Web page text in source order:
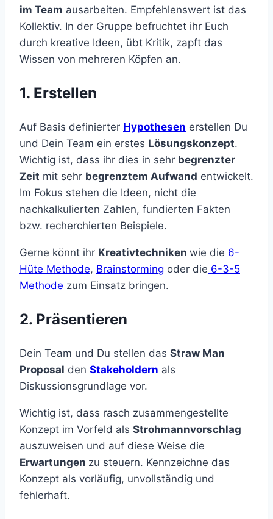
im Team ausarbeiten. Empfehlenswert ist das
Kollektiv. In der Gruppe befruchtet ihr Euch
durch kreative Ideen, übt Kritik, zapft das
Wissen von mehreren Köpfen an.
1. Erstellen
Auf Basis definierter Hypothesen erstellen Du
und Dein Team ein erstes Lösungskonzept.
Wichtig ist, dass ihr dies in sehr begrenzter
Zeit mit sehr begrenztem Aufwand entwickelt.
Im Fokus stehen die Ideen, nicht die
nachkalkulierten Zahlen, fundierten Fakten
bzw. recherchierten Beispiele.
Gerne könnt ihr Kreativtechniken wie die 6-
Hüte Methode, Brainstorming oder die 6-3-5
Methode zum Einsatz bringen.
2. Präsentieren
Dein Team und Du stellen das Straw Man
Proposal den Stakeholdern als
Diskussionsgrundlage vor.
Wichtig ist, dass rasch zusammengestellte
Konzept im Vorfeld als Strohmannvorschlag
auszuweisen und auf diese Weise die
Erwartungen zu steuern. Kennzeichne das
Konzept als vorläufig, unvollständig und
fehlerhaft.